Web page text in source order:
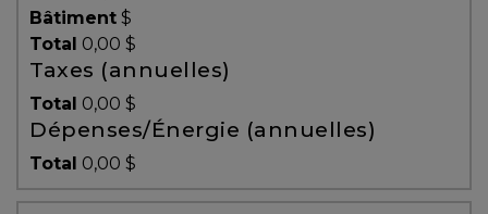
ACHAT
Alerte
immobilière
Bâtiment $
Total 0,00 $
Taxes (annuelles)
Total 0,00 $
Dépenses/Énergie (annuelles)
Total 0,00 $